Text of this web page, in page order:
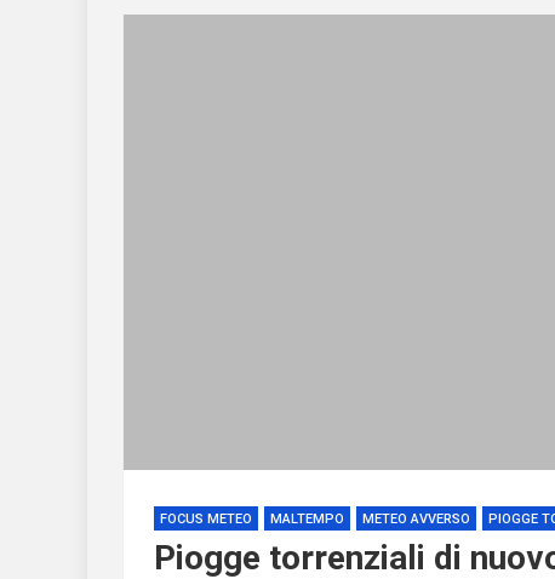
FOCUS METEO MALTEMPO METEO AVVERSO PIOGGE
Piogge torrenziali di